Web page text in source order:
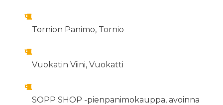
Tornion Panimo, Tornio
Vuokatin Viini, Vuokatti
SOPP SHOP -pienpanimokauppa, avoinna